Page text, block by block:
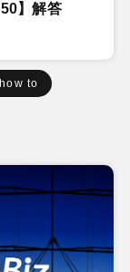
】解答
to